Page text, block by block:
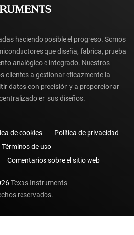
la cuenta myTI
haciendo posible el progreso. Somos
que diseña, fabrica, prueba
analógico e integrado. Nuestros
clientes a gestionar eficazmente la
datos con precisión y a proporcionar
en sus diseños.
de cookies
Política de privacidad
Términos de uso
Comentarios sobre el sitio web
Texas Instruments
reservados.